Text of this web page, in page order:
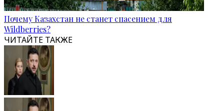
Почему Казахстан не станет спасением для
Wildberries?
ЧИТАЙТЕ ТАКЖЕ